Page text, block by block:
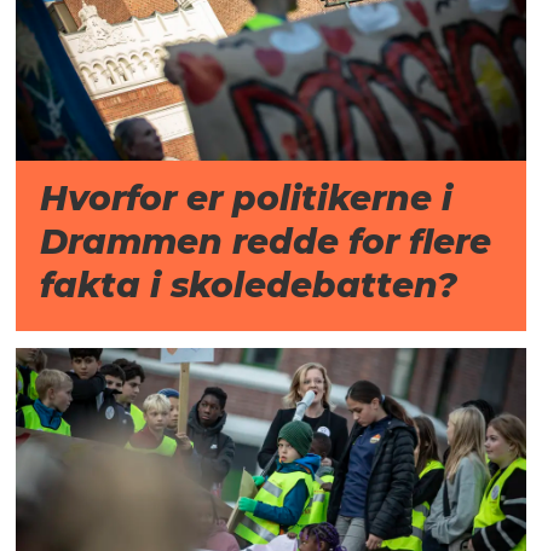
Hvorfor er politikerne i
Drammen redde for flere
fakta i skoledebatten?